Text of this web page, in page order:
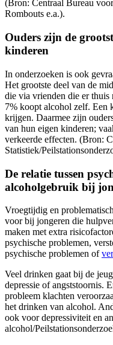
(Bron: Centraal Bureau
Rombouts e.a.).
Ouders zijn de
kinderen
In onderzoeken is ook
Het grootste deel van de
die via vrienden die er
7% koopt alcohol zelf. Een
krijgen. Daarmee zijn
van hun eigen kinderen;
verkeerde effecten. (Bron:
Statistiek/
De relatie tussen
alcoholgebruik bij
Vroegtijdig en
voor bij jongeren die
maken met extra
psychische problemen,
psychische problemen of
Veel drinken gaat bij de
depressie of angststoornis.
probleem klachten
het drinken van alcohol.
ook voor depressiviteit en
alcohol/